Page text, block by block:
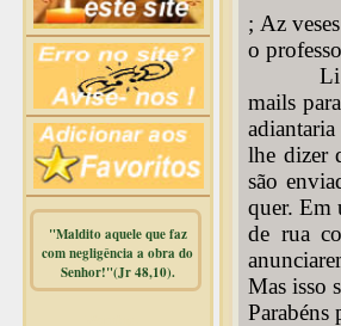
"Maldito aquele que faz
com negligência a obra do
Senhor!"(Jr 48,10).
; Az
o
Li a
mails
lhe dizer
são
quer. Em
de rua
Mas isso
Parabéns